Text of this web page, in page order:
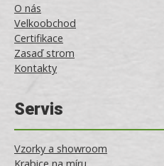
O nás
Velkoobchod
Certifikace
Zasaď strom
Kontakty
Servis
Vzorky a showroom